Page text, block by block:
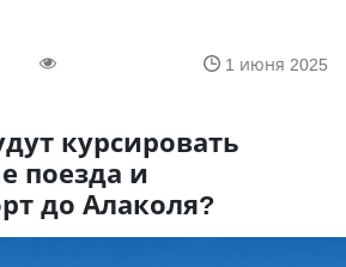
1 июня 2025
курсировать
поезда и
до Алаколя?